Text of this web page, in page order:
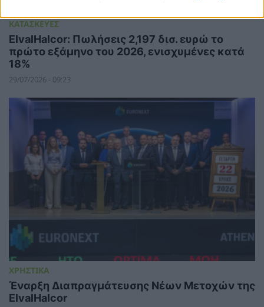
ΚΑΤΑΣΚΕΥΕΣ
ElvalHalcor: Πωλήσεις 2,197 δισ. ευρώ το
πρώτο εξάμηνο του 2026, ενισχυμένες κατά
18%
29/07/2026 - 09:23
ΧΡΗΣΤΙΚΑ
Έναρξη Διαπραγμάτευσης Νέων Μετοχών της
ElvalHalcor